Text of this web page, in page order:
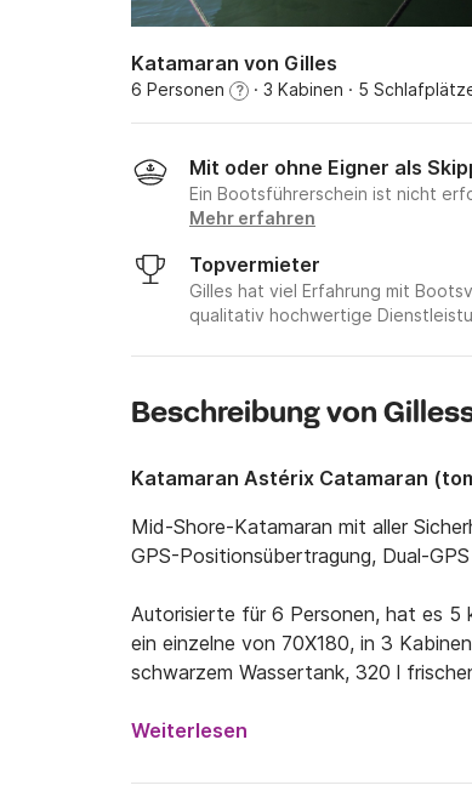
Katamaran von Gilles
6 Personen ? · 3 Kabinen · 5
Mit oder ohne Eigner als
Ein Bootsführerschein ist nicht
Mehr erfahren
Topvermieter
Gilles hat viel Erfahrung mit
qualitativ hochwertige
Beschreibung von
Katamaran Astérix Catamaran
Mid-Shore-Katamaran mit aller
GPS-Positionsübertragung, Dual-
Autorisierte für 6 Personen, hat es
ein einzelne von 70X180, in 3
schwarzem Wassertank, 320 l
Gefrierschrank auf dem Achterdeck)
Komfortable Navigation zwischen 5
Weiterlesen